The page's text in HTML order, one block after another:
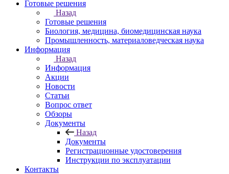
Готовые решения
Назад
Готовые решения
Биология, медицина, биомедицинская наука
Промышленность, материаловедческая наука
Информация
Назад
Информация
Акции
Новости
Статьи
Вопрос ответ
Обзоры
Документы
Назад
Документы
Регистрационные удостоверения
Инструкции по эксплуатации
Контакты